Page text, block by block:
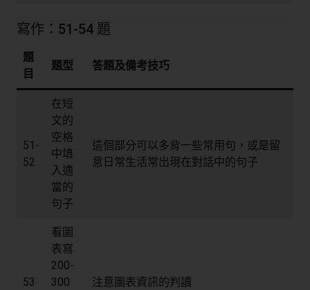
寫作：51-54 題
題
目
題型 答題及備考技巧
51-
52
在短
文的
空格
中填
入適
當的
句子
這個部分可以多背一些常用句，或是留
意日常生活常出現在對話中的句子
53
看圖
表寫
200-
300
注意圖表資訊的判讀